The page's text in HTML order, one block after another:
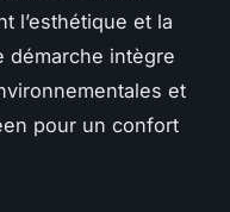
l’esthétique et la
démarche intègre
et
pour un confort